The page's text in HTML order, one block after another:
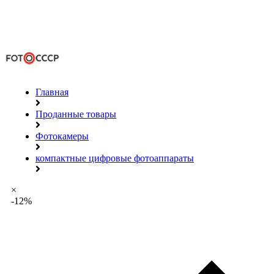
Главная
Проданные товары
Фотокамеры
компактные цифровые фотоаппараты
×
-12%